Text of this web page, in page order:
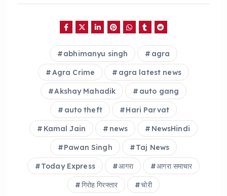
c
o
o
k
a
ts
A
p
p
a
re
abhimanyu singh agra
Agra Crime agra latest news
Akshay Mahadik auto gang
auto theft Hari Parvat
Kamal Jain news NewsHindi
Pawan Singh Taj News
Today Express आगरा आगरा समाचार
गिरोह गिरफ्तार चोरी